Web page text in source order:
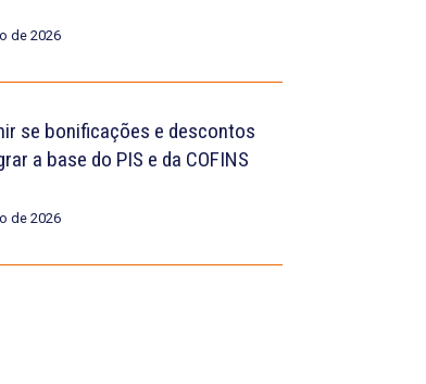
de 2026
se bonificações e descontos
a base do PIS e da COFINS
de 2026